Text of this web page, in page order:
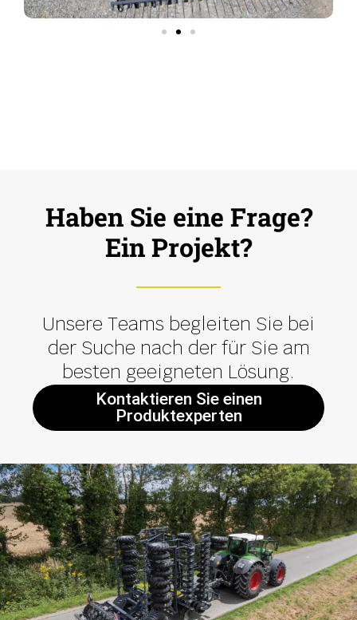
Haben Sie eine Frage?
Ein Projekt?
Unsere Teams begleiten Sie bei
der Suche nach der für Sie am
besten geeigneten Lösung.
Kontaktieren Sie einen
Produktexperten